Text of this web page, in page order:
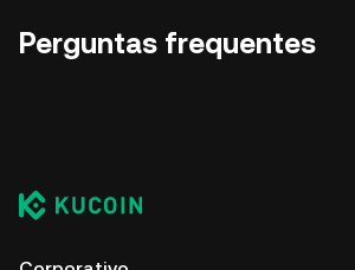
Perguntas frequentes